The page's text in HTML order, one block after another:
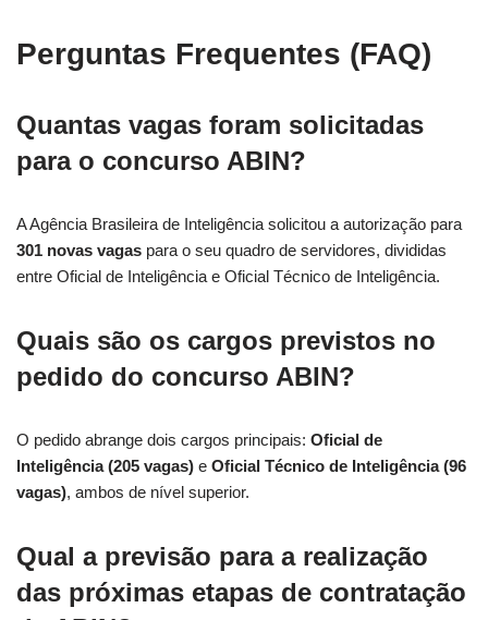
Perguntas Frequentes (FAQ)
Quantas vagas foram solicitadas
para o concurso ABIN?
A Agência Brasileira de Inteligência solicitou a autorização para
301 novas vagas para o seu quadro de servidores, divididas
entre Oficial de Inteligência e Oficial Técnico de Inteligência.
Quais são os cargos previstos no
pedido do concurso ABIN?
O pedido abrange dois cargos principais: Oficial de
Inteligência (205 vagas) e Oficial Técnico de Inteligência (96
vagas), ambos de nível superior.
Qual a previsão para a realização
das próximas etapas de contratação